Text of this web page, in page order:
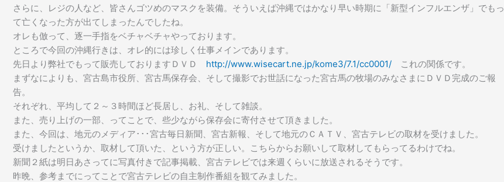
さらに、レジの人など、皆さんゴツめのマスクを装備。そういえば沖縄ではかなり早い時期に「新型インフルエンザ」でもっ
て亡くなった方が出てしまったんでしたね。
オレも倣って、逐一手指をベチャベチャやっております。
ところで今回の沖縄行きは、オレ的には珍しく仕事メインであります。
先日より弊社でもって販売しておりますＤＶＤ http://www.wisecart.ne.jp/kome3/7.1/cc0001/ これの関係です。
まずなによりも、宮古島市役所、宮古馬保存会、そして撮影でお世話になった宮古馬の牧場のみなさまにＤＶＤ完成のご報
告。
それぞれ、平均して２～３時間ほど長居し、お礼、そして雑談。
また、売り上げの一部、ってことで、些少ながら保存会に寄付させて頂きました。
また、今回は、地元のメディア･･･宮古毎日新聞、宮古新報、そして地元のＣＡＴＶ、宮古テレビの取材を受けました。
受けましたというか、取材して頂いた、という方が正しい。こちらからお願いして取材してもらってるわけでね。
新聞２紙は明日あさってに写真付きで記事掲載、宮古テレビでは来週くらいに放送されるそうです。
昨晩、参考までにってことで宮古テレビの自主制作番組を観てみました。